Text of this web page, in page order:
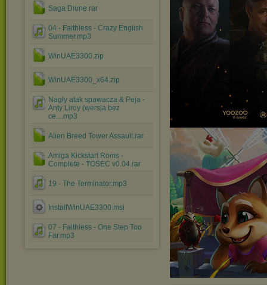
Saga Diune.rar
04 - Faithless - Crazy English
Summer.mp3
WinUAE3300.zip
WinUAE3300_x64.zip
Nagły atak spawacza & Peja -
Anty Liroy (wersja bez
ce....mp3
Alien Breed Tower Assault.rar
Amiga Kickstart Roms -
Complete - TOSEC v0.04.rar
19 - The Terminator.mp3
InstallWinUAE3300.msi
07 - Faithless - One Step Too
Far.mp3